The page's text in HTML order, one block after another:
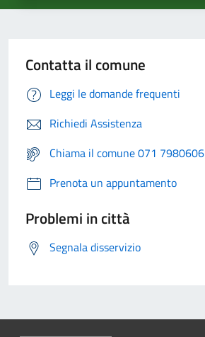
Contatta il comune
Leggi le domande frequenti
Richiedi Assistenza
Chiama il comune 071 7980606
Prenota un appuntamento
Problemi in città
Segnala disservizio